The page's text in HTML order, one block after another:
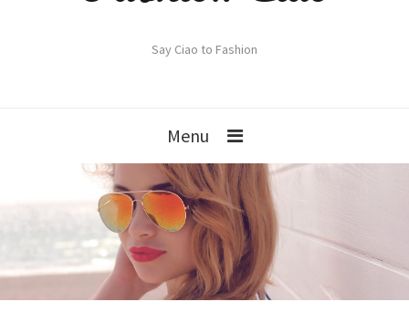
Say Ciao to Fashion
Menu